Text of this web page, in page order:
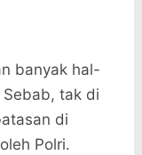
banyak hal-
tak di
di
Polri.